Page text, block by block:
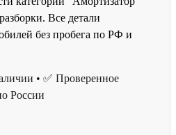
Все детали
без пробега по РФ и
• ✅ Проверенное
России